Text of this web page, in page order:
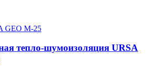
тепло-шумоизоляция URSA